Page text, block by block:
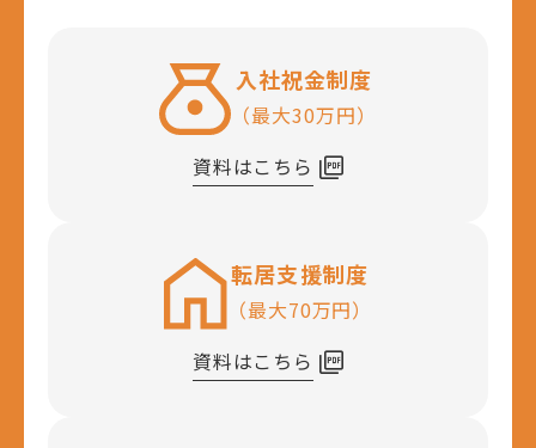
入社祝金制度
（最大30万円）
資料はこちら
転居支援制度
（最大70万円）
資料はこちら